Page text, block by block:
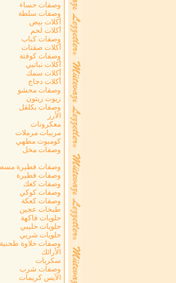
وصفات حساء
وصفات سلطة
أكلات بيض
أكلات لحم
وصفات كباب
أكلات صقتات
وصفات كوفتة
أكلات نباتيي
أكلات سمك
أكلات دجاج
وصفات محشو
زيوت زيتون
وصفات بكلقل
الأرز
معكرونات
مربيات مرملات
كومبوت مطهي
وصفات مخل
وصفات فطيرة
وصفات فطيرة
وصفات كعك
وصفات كوكي
وصفات كعكة
طبخات عجين
حلويات فاكهة
حلويات حليبي
حلويات شربي
وصفات حلاوة طحنية
الأرائك
سكريات
وصفات شرب
الآيس كريمات